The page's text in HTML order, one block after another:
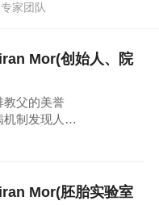
家团队
Mor(创始人、院
教父的美誉
制发现人
Mor(胚胎实验室